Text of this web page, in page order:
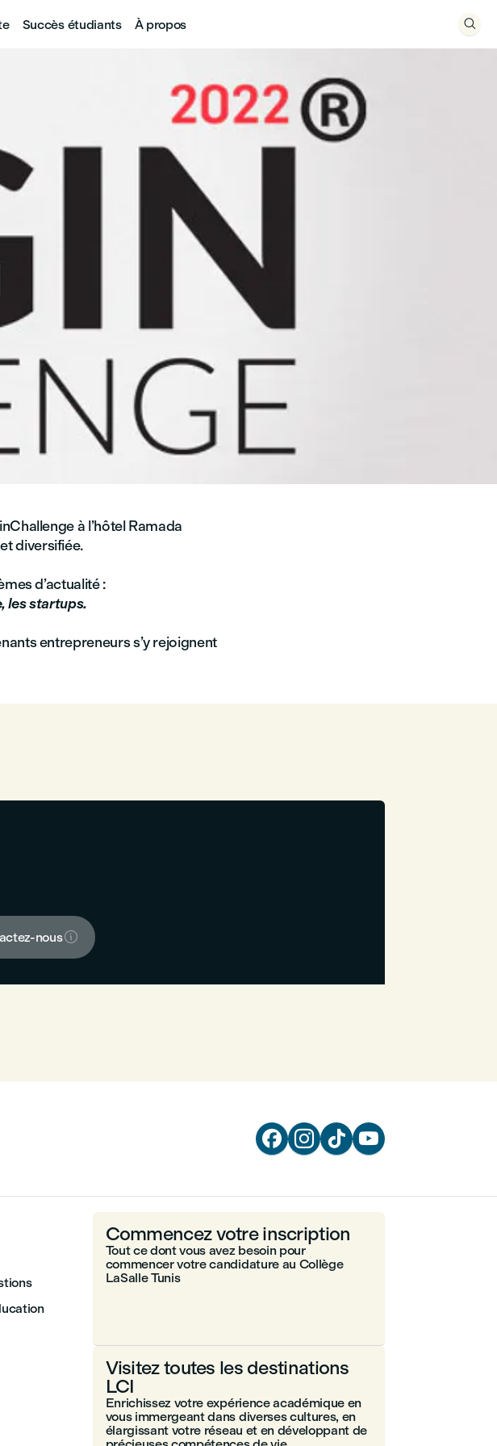
Succès étudiants À propos 
à l’hôtel Ramada
diversifiée.
d’actualité :
les startups.
entrepreneurs s’y rejoignent
nous
   
Commencez votre inscription
Tout ce dont vous avez besoin pour
commencer votre candidature au Collège
LaSalle Tunis
Visitez toutes les destinations
LCI
Enrichissez votre expérience académique en
vous immergeant dans diverses cultures, en
élargissant votre réseau et en développant de